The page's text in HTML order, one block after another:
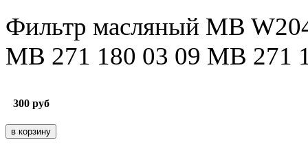
Фильтр масляный MB
MB 271 180 03 09 MB 271
300 руб